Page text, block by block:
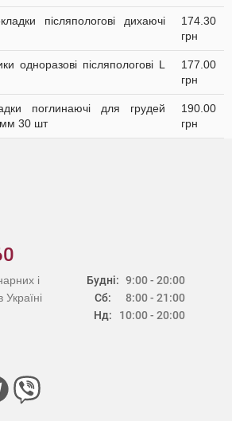
післяпологові дихаючі
174.30
грн
одноразові післяпологові L
177.00
грн
поглинаючі для грудей
мм 30 шт
190.00
грн
Будні:
Сб:
Нд:
9:00 - 20:00
8:00 - 21:00
10:00 - 20:00
і